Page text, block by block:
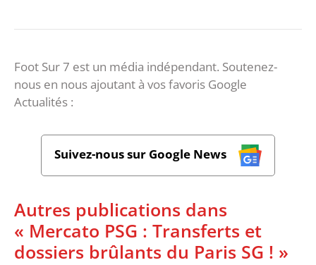
Foot Sur 7 est un média indépendant. Soutenez-
nous en nous ajoutant à vos favoris Google
Actualités :
Suivez-nous sur Google News
Autres publications dans
« Mercato PSG : Transferts et
dossiers brûlants du Paris SG ! »